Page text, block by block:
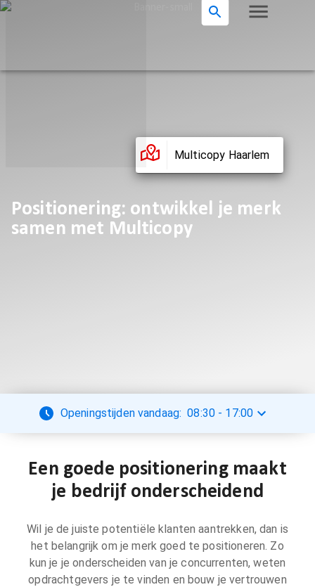
Multicopy Haarlem
Positionering: ontwikkel je merk
samen met Multicopy
Openingstijden vandaag: 08:30 - 17:00
Een goede positionering maakt
je bedrijf onderscheidend
Wil je de juiste potentiële klanten aantrekken, dan is
het belangrijk om je merk goed te positioneren. Zo
kun je je onderscheiden van je concurrenten, weten
opdrachtgevers je te vinden en bouw je vertrouwen